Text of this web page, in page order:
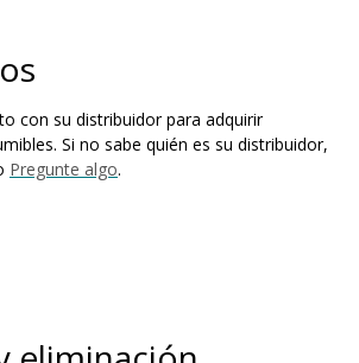
con su distribuidor para adquirir
Si no sabe quién es su distribuidor,
Pregunte algo.